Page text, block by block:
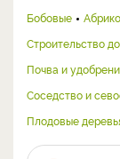
Бобовые
Строительство
Почва и
Соседство и
Плодовые